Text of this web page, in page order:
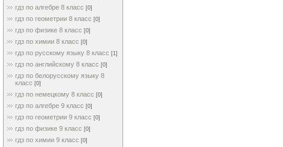
гдз по алгебре 8 класс [0]
гдз по геометрии 8 класс [0]
гдз по физике 8 класс [0]
гдз по химии 8 класс [0]
гдз по русскому языку 8 класс [1]
гдз по английскому 8 класс [0]
гдз по белорусскому языку 8
класс [0]
гдз по немецкому 8 класс [0]
гдз по алгебре 9 класс [0]
гдз по геометрии 9 класс [0]
гдз по физике 9 класс [0]
гдз по химии 9 класс [0]